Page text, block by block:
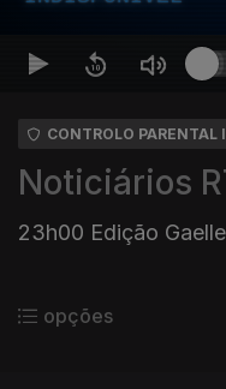
CONTROLO PARENTAL
Noticiários
23h00 Edição
opções